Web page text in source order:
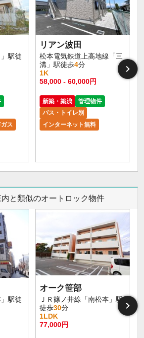
駅徒
ス
リアン波田
松本電気鉄道上高地線「三
溝」駅徒歩4分
1K
58,000 - 60,000円
新築・築浅
管理物件
バス・トイレ別
インターネット無料
と類似のオートロック物件
駅徒
オーク笹部
ＪＲ篠ノ井線「南松本」駅
徒歩30分
1LDK
77,000円